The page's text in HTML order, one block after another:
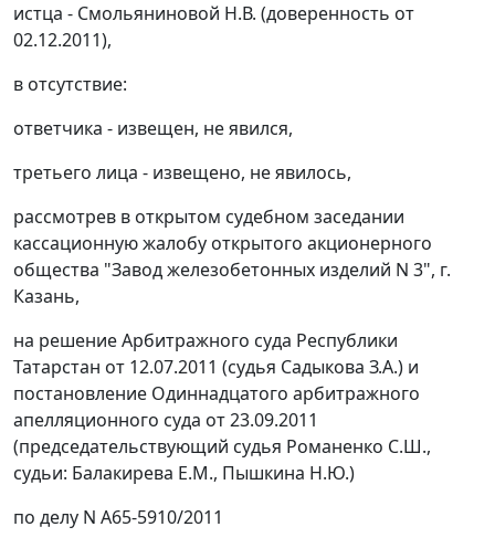
истца - Смольяниновой Н.В. (доверенность от
02.12.2011),
в отсутствие:
ответчика - извещен, не явился,
третьего лица - извещено, не явилось,
рассмотрев в открытом судебном заседании
кассационную жалобу открытого акционерного
общества "Завод железобетонных изделий N 3", г.
Казань,
на решение Арбитражного суда Республики
Татарстан от 12.07.2011 (судья Садыкова З.А.) и
постановление Одиннадцатого арбитражного
апелляционного суда от 23.09.2011
(председательствующий судья Романенко С.Ш.,
судьи: Балакирева Е.М., Пышкина Н.Ю.)
по делу N А65-5910/2011